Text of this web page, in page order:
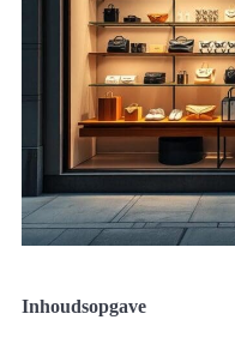
Inhoudsopgave